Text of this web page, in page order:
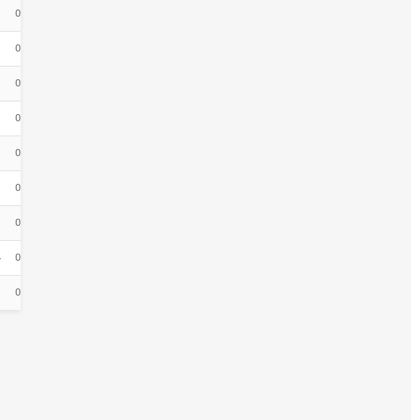
0 Runde
0 Runde
0 Runde
0 Runde
0 Runde
0 Runde
0 Runde
0 Runde
0 Runde